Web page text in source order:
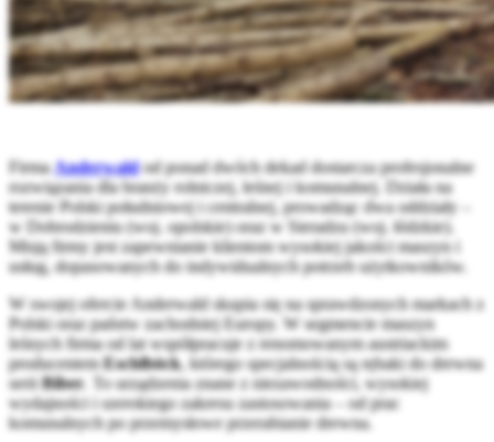
FirmaAnderwaldod ponad dwóch dekad dostarcza profesjonalne
rozwiązania dla branży rolniczej, leśnej i komunalnej. Działa na
terenie Polski południowej i centralnej, prowadząc dwa oddziały –
w Dobrodzieniu (woj. opolskie) oraz w Sieradzu (woj. łódzkie).
Misją firmy jest zapewnianie klientom wysokiej jakości maszyn i
usług, dopasowanych do indywidualnych potrzeb użytkowników.
W swojej ofercie Anderwald skupia się na sprawdzonych markach z
Polski oraz państw zachodniej Europy. W segmencie maszyn
leśnych firma od lat współpracuje z renomowanym austriackim
producentemEschlböck, którego specjalnością są rębaki do drewna
seriiBiber. To urządzenia znane z niezawodności, wysokiej
wydajności i szerokiego zakresu zastosowania – od prac
komunalnych po przemysłowe przerabianie drewna.